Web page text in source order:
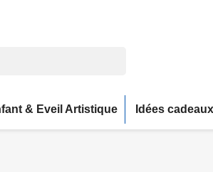
& Eveil Artistique Idées cadeaux